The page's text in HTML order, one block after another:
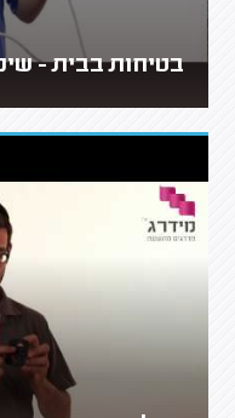
בטיחות בבית -